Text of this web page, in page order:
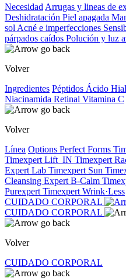
Necesidad Arrugas y lineas de
Deshidratación Piel apagada
sol Acné e imperfecciones
párpados caídos Polución y luz
Volver
Ingredientes Péptidos Ácido
Niacinamida Retinal Vitamina C
Volver
Línea Options Perfect Forms
Timexpert Lift_IN Timexpert
Expert Lab Timexpert Sun
Cleansing Expert B-Calm
Purexpert Timexpert Wrink·Less
CUIDADO CORPORAL
CUIDADO CORPORAL
Volver
CUIDADO CORPORAL